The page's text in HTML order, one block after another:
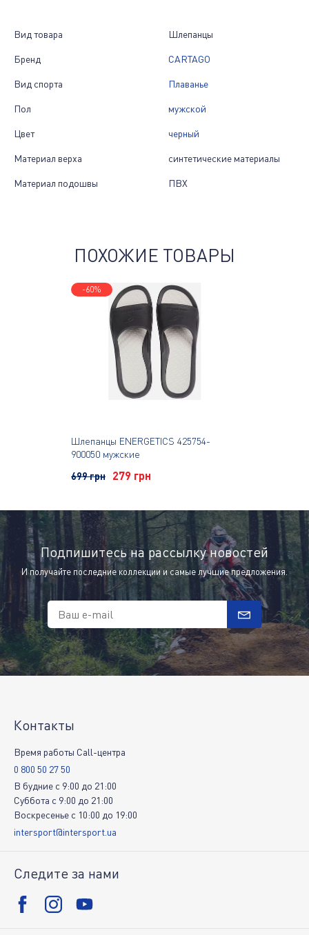
Вид товара Шлепанцы
Бренд CARTAGO
Вид спорта Плаванье
Пол мужской
Цвет черный
Материал верха синтетические материалы
Материал подошвы ПВХ
ПОХОЖИЕ ТОВАРЫ
-60%
Шлепанцы ENERGETICS 425754-
900050 мужские
699 грн
279 грн
Подпишитесь на рассылку новостей
И получайте последние коллекции и самые лучшие предложения.
Ваш e-mail
Контакты
Время работы Call-центра
0 800 50 27 50
В будние c 9:00 до 21:00
Суббота c 9:00 до 21:00
Воскресенье c 10:00 до 19:00
intersport@intersport.ua
Следите за нами